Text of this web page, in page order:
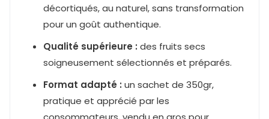
décortiqués, au naturel, sans transformation
pour un goût authentique.
Qualité supérieure : des fruits secs
soigneusement sélectionnés et préparés.
Format adapté : un sachet de 350gr,
pratique et apprécié par les